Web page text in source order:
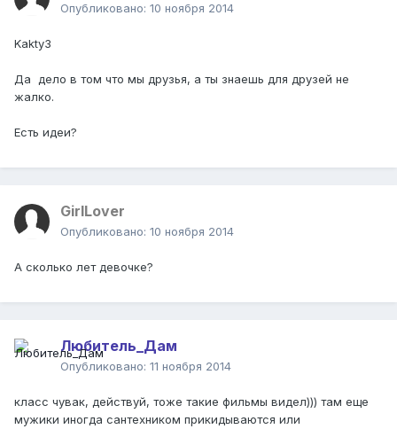
Опубликовано: 10 ноября 2014
Kakty3
Да дело в том что мы друзья, а ты знаешь для друзей не
жалко.
Есть идеи?
GirlLover
Опубликовано: 10 ноября 2014
А сколько лет девочке?
Любитель_Дам
Опубликовано: 11 ноября 2014
класс чувак, действуй, тоже такие фильмы видел))) там еще
мужики иногда сантехником прикидываются или